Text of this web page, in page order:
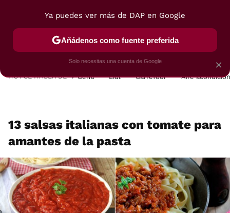
POSTRES VIAJES SELECCIÓN VEGUI
HOY SE HABLA DE Cena Lidl Carrefour Aire
13 salsas italianas con tomate para
amantes de la pasta
×
Ya puedes ver más de DAP en Google
Añádenos como fuente preferida
Solo necesitas una cuenta de Google